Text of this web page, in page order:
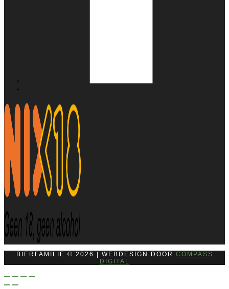
BIERFAMILIE © 2026 | WEBDESIGN DOOR COMPASS
DIGITAL